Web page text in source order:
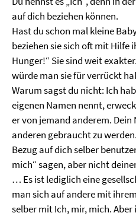
auf dich beziehen können.
Hast du schon mal kleine
beziehen sie sich oft mit Hilfe
Hunger!“ Sie sind weit
würde man sie für verrückt
Warum sagst du nicht: Ich
eigenen Namen nennt,
er von jemand anderem. Dein
anderen gebraucht zu
Bezug auf dich selber
mich“ sagen, aber nicht
… Es ist lediglich eine
man sich auf andere mit
selber mit Ich, mir, mich.